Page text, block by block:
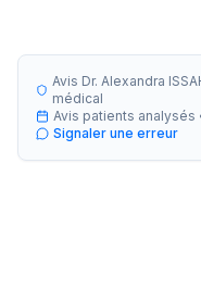
Avis Dr. Alexandra
médical
Avis patients analysés
Signaler une erreur